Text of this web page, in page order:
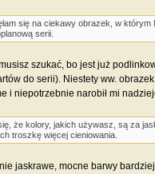
się na ciekawy obrazek, w
serii.
szukać, bo jest już
do serii). Niestety ww.
i niepotrzebnie narobił mi
że kolory, jakich używasz, są za
troszkę więcej cieniowania.
jaskrawe, mocne barwy